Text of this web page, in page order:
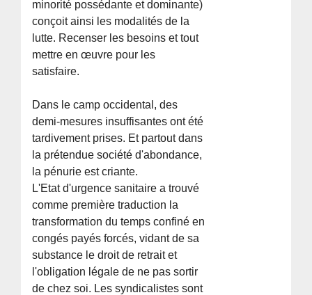
minorité possédante et dominante)
conçoit ainsi les modalités de la
lutte. Recenser les besoins et tout
mettre en œuvre pour les
satisfaire.
Dans le camp occidental, des
demi-mesures insuffisantes ont été
tardivement prises. Et partout dans
la prétendue société d'abondance,
la pénurie est criante.
L'Etat d'urgence sanitaire a trouvé
comme première traduction la
transformation du temps confiné en
congés payés forcés, vidant de sa
substance le droit de retrait et
l'obligation légale de ne pas sortir
de chez soi. Les syndicalistes sont